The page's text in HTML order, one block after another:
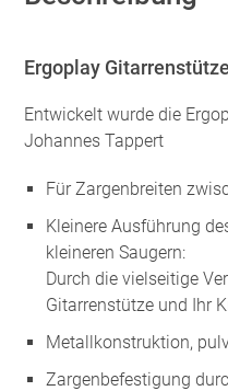
Ergoplay
Entwickelt wurde die
Johannes Tappert
Für Zargenbreiten
Kleinere Ausführung
kleineren Saugern:
Durch die vielseitige
Gitarrenstütze und Ihr
Metallkonstruktion,
Zargenbefestigung